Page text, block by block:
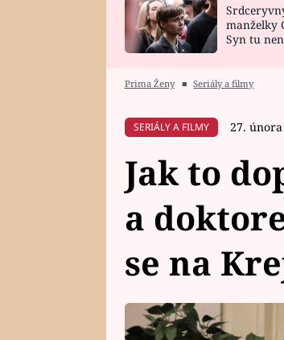
HOROSKOP NA
manželky
Syn tu
Prima Ženy ■ Seriály a filmy
SERIÁLY A FILMY 27.
Jak to
a
se na